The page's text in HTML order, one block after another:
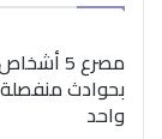
مصرع 5
بحوادث
واحد